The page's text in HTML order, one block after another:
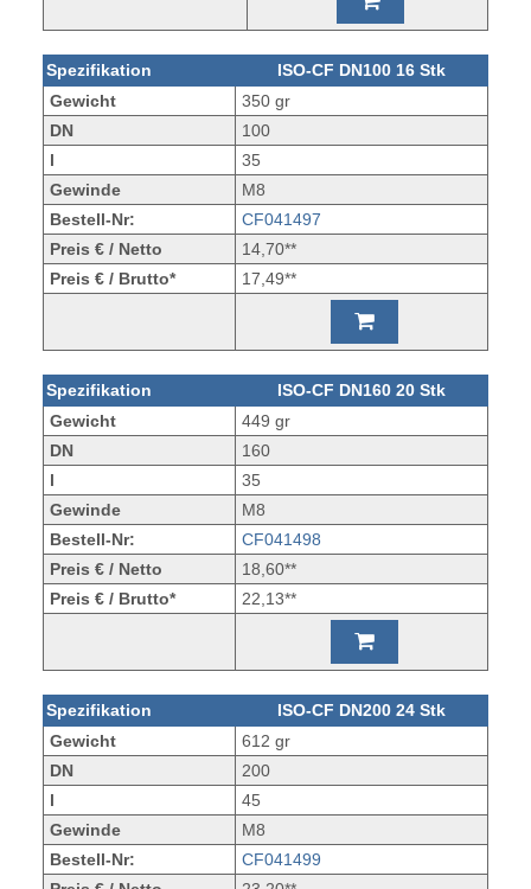
Spezifikation
ISO-CF DN100 16 Stk
Gewicht
350 gr
DN
100
l
35
Gewinde
M8
Bestell-Nr:
CF041497
Preis € / Netto
14,70**
Preis € / Brutto*
17,49**
Spezifikation
ISO-CF DN160 20 Stk
Gewicht
449 gr
DN
160
l
35
Gewinde
M8
Bestell-Nr:
CF041498
Preis € / Netto
18,60**
Preis € / Brutto*
22,13**
Spezifikation
ISO-CF DN200 24 Stk
Gewicht
612 gr
DN
200
l
45
Gewinde
M8
Bestell-Nr:
CF041499